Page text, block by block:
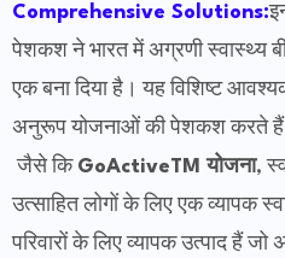
Comprehensive Solutions:
पेशकश ने भारत में अग्रणी स्वास्थ्य
एक बना दिया है। यह विशिष्ट
अनुरूप योजनाओं की पेशकश करते
जैसे कि GoActiveTM योजना,
उत्साहित लोगों के लिए एक व्यापक
परिवारों के लिए व्यापक उत्पाद हैं